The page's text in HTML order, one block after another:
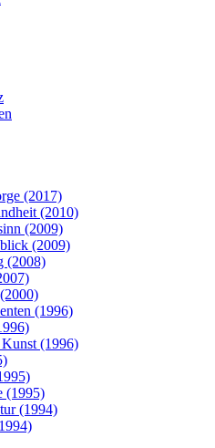
(2017)
(2010)
(2009)
(2009)
(2008)
(1996)
(1996)
(1995)
(1994)